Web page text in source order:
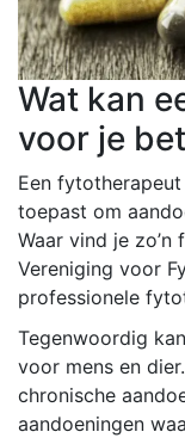
Wat kan
voor je
Een
toepast om
Waar vind je
Vereniging voor
professionele
Tegenwoordig
voor mens en
chronische
aandoeningen